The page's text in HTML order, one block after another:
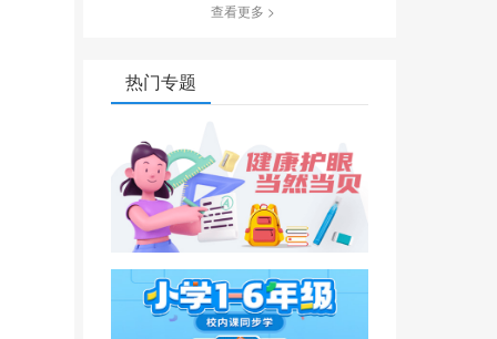
查看更多 >
热门专题